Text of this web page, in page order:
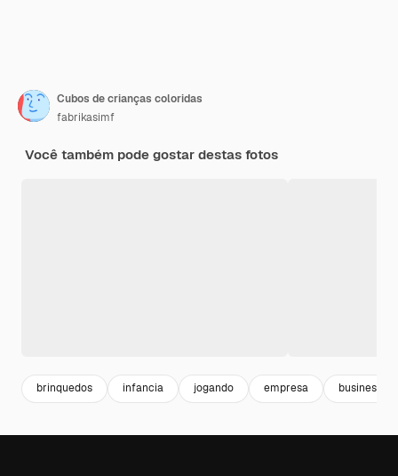
Cubos de crianças coloridas
fabrikasimf
Você também pode gostar destas fotos
brinquedos infancia jogando empresa business